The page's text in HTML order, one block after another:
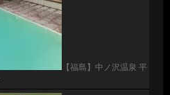
【福島】中ノ沢温泉 平